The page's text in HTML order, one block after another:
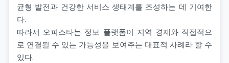
균형 발전과 건강한 서비스 생태계를 조성하는 데 기여한
다.
따라서 오피스타는 정보 플랫폼이 지역 경제와 직접적으
로 연결될 수 있는 가능성을 보여주는 대표적 사례라 할 수
있다.